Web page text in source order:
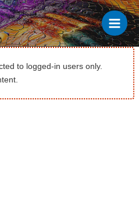
to logged-in users only.